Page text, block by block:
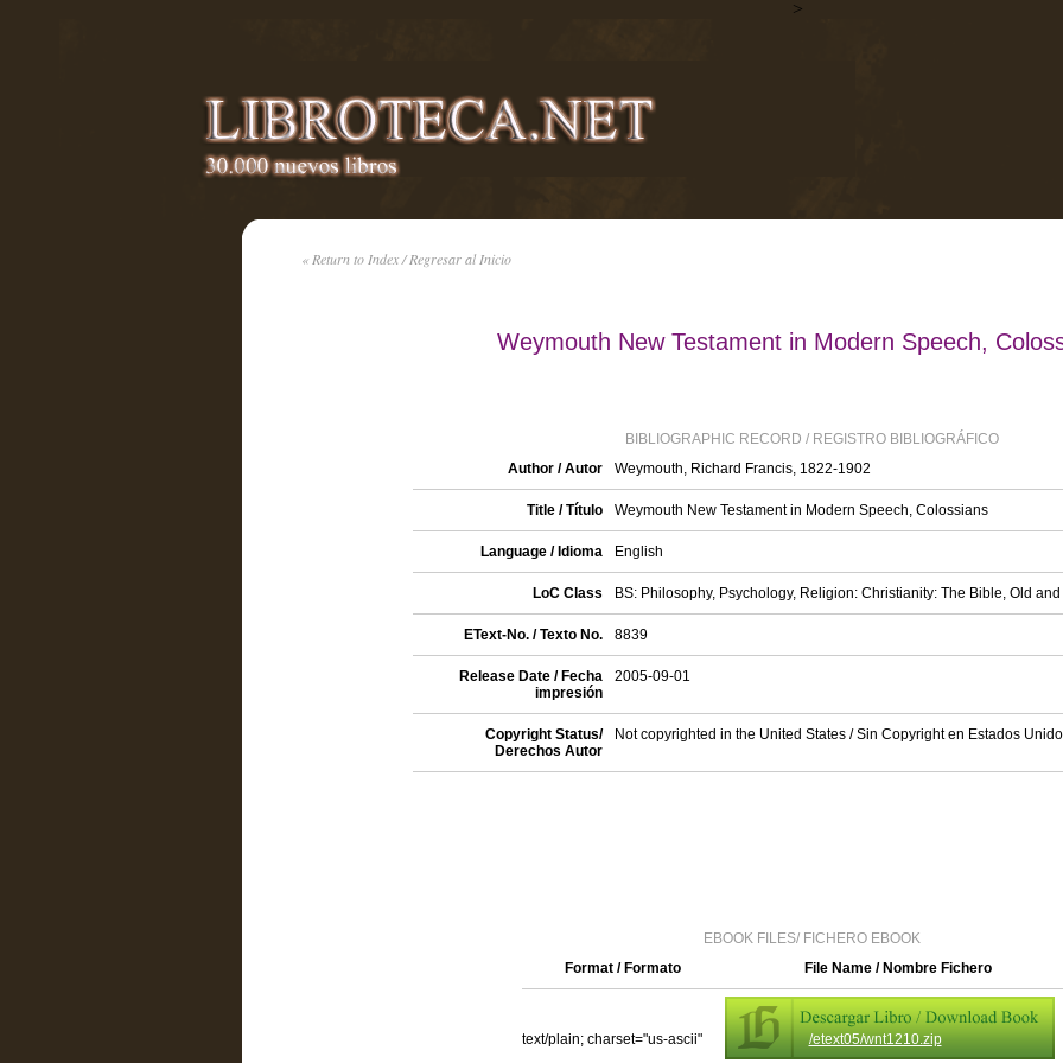
>
« Return to Index / Regresar al Inicio
Weymouth New Testament in Modern Speech,
BIBLIOGRAPHIC RECORD / REGISTRO BIBLIOGRÁFICO
Author / Autor
Weymouth, Richard Francis, 1822-1902
Title / Título Weymouth New Testament in Modern Speech, Colossians
Language / Idioma English
LoC Class BS: Philosophy, Psychology, Religion: Christianity: The Bible, Old
EText-No. / Texto No. 8839
Release Date / Fecha
impresión
2005-09-01
Copyright Status/
Derechos Autor
Not copyrighted in the United States / Sin Copyright en Estados
EBOOK FILES/ FICHERO EBOOK
Format / Formato
File Name / Nombre Fichero
text/plain; charset="us-ascii" /etext05/wnt1210.zip